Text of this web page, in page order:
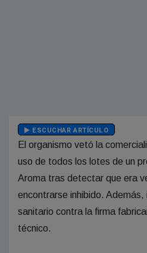
ESCUCHAR ARTÍCULO
El organismo vetó la
uso de todos los lotes de un
Aroma tras detectar que era
encontrarse inhibido. Además,
sanitario contra la firma
técnico.